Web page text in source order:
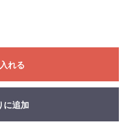
れる
に追加